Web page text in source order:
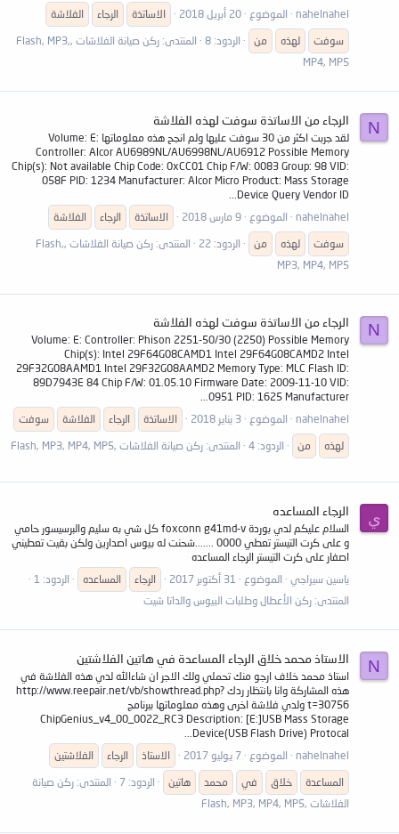
nahelnahel
الموضوع 20 أبريل 2018 الاساتذة الرجاء
الفلاشة
سوفت
لهذه من الردود: 8 المنتدى:
ركن صيانة الفلاشات ,Flash, MP3,
MP4, MP5
N الرجاء من الاساتذة سوفت لهذه الفلاشة
لقد جربت اكثر من 30 سوفت عليها ولم انجح هذه معلوماتها Volume: E:
Controller: Alcor AU6989NL/AU6998NL/AU6912 Possible Memory
Chip(s): Not available Chip Code: 0xCC01 Chip F/W: 0083 Group: 98 VID:
058F PID: 1234 Manufacturer: Alcor Micro Product: Mass Storage
Device Query Vendor ID...
nahelnahel
الموضوع 9 مارس 2018 الاساتذة الرجاء
الفلاشة
سوفت
لهذه من الردود: 22 المنتدى:
ركن صيانة الفلاشات ,Flash,
MP3, MP4, MP5
N الرجاء من الاساتذة سوفت لهذه الفلاشة
Volume: E: Controller: Phison 2251-50/30 (2250) Possible Memory
Chip(s): Intel 29F64G08CAMD1 Intel 29F64G08CAMD2 Intel
29F32G08AAMD1 Intel 29F32G08AAMD2 Memory Type: MLC Flash ID:
89D7943E 84 Chip F/W: 01.05.10 Firmware Date: 2009-11-10 VID:
0951 PID: 1625 Manufacturer...
nahelnahel
الموضوع 3 يناير 2018 الاساتذة الرجاء الفلاشة
سوفت
لهذه
من الردود: 4 المنتدى: ركن صيانة الفلاشات ,Flash, MP3, MP4, MP5
ي الرجاء المساعده
السلام عليكم لدي بوردة foxconn g41md-v كل شي به سليم والبرسيسور حامي
و على كرت التيستر تعطي 0000 .......شحنت له بيوس اصدارين ولكن بقيت تعطيني
اصفار على كرت التيستر الرجاء المساعده
ياسين سيراجي
الموضوع 31 أكتوبر 2017 الرجاء المساعده
الردود: 1
المنتدى: ركن الأعطال وطلبات البيوس والداتا شيت
N الاستاذ محمد خلاق الرجاء المساعدة في هاتين الفلاشتين
استاذ محمد خلاف ارجو منك تحملي ولك الاجر ان شاءالله لدي هذه الفلاشة في
هذه المشاركة وانا بانتظار ردك http://www.reepair.net/vb/showthread.php?
t=30756 ولدي فلاشة اخرى وهذه معلوماتها ببرنامج
ChipGenius_v4_00_0022_RC3 Description: [E:]USB Mass Storage
Device(USB Flash Drive) Protocal...
nahelnahel
الموضوع 7 يوليو 2017 الاستاذ الرجاء
الفلاشتين
المساعدة
خلاق في محمد هاتين الردود: 7 المنتدى: ركن صيانة
الفلاشات ,Flash, MP3, MP4, MP5